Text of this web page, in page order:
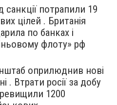
санкції потрапили 19
цілей . Британія
по банках і
флоту» рф
оприлюднив нові
. Втрати росії за добу
1200